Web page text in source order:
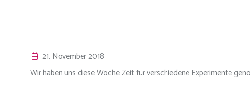
21. November 2018
Wir haben uns diese Woche Zeit für verschiedene Experimente